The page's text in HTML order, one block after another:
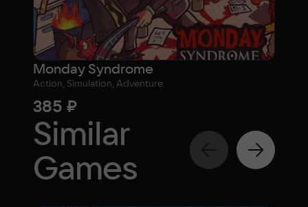
Monday Syndrome
Action, Simulation, Adventure
385 ₽
Similar
Games